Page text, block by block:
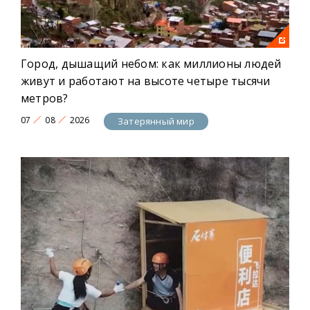
Город, дышащий небом: как миллионы людей
живут и работают на высоте четыре тысячи
метров?
07 08 2026 Затерянный мир